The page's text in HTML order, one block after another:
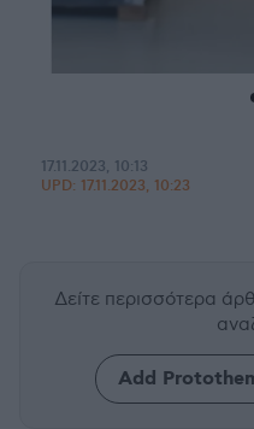
17.11.2023, 10:13
UPD: 17.11.2023, 10:23
Δείτε περισσότερα
Add